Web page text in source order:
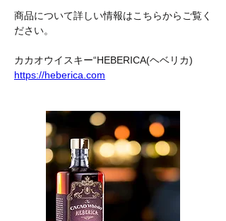
商品について詳しい情報はこちらからご覧く
ださい。
カカオウイスキー“HEBERICA(ヘベリカ)
https://heberica.com